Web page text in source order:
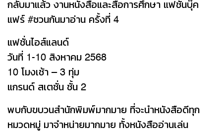
กลับมาแล้ว งานหนังสือและสื่อการศึกษา แฟชั่นบุ๊ค
แฟร์ #ชวนกันมาอ่าน ครั้งที่ 4
แฟชั่นไอส์แลนด์
วันที่ 1-10 สิงหาคม 2568
10 โมงเช้า – 3 ทุ่ม
แกรนด์ สเตชั่น ชั้น 2
พบกับขบวนสำนักพิมพ์มากมาย ที่จะนำหนังสือดีทุก
หมวดหมู่ มาจำหน่ายมากมาย ทั้งหนังสืออ่านเล่น